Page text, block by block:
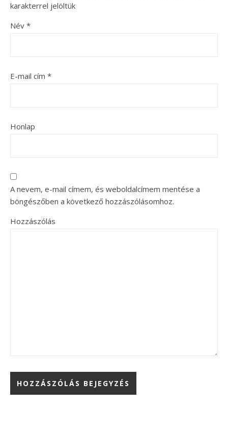
karakterrel jelöltük
Név *
E-mail cím *
Honlap
A nevem, e-mail címem, és weboldalcímem mentése a
böngészőben a következő hozzászólásomhoz.
Hozzászólás